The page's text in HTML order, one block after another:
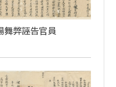
舞弊誣告官員